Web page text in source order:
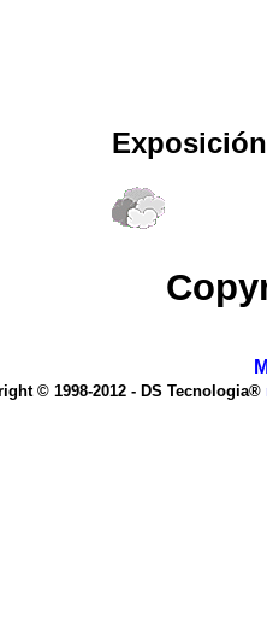
© 1998-2012 - DS Tecnologia®